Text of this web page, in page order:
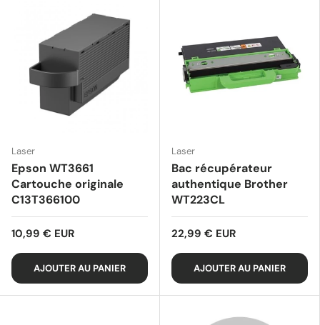
Laser
Epson WT3661
Cartouche originale
C13T366100
10,99 € EUR
AJOUTER AU PANIER
Laser
Bac récupérateur
authentique Brother
WT223CL
22,99 € EUR
AJOUTER AU PANIER